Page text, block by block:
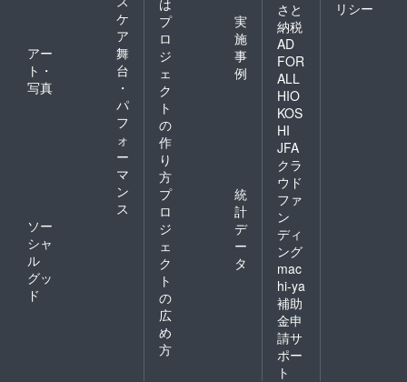
ケ
ア
アー
ト・
写真
舞
台
・
パ
フ
ォ
ー
マ
ン
ス
ソー
シャ
ル
グッ
ド
プ
ロ
ジ
ェ
ク
ト
の
作
り
方
実
施
事
例
プ
ロ
ジ
ェ
ク
ト
の
広
め
方
統
計
デ
ー
タ
さと
納税
AD
FOR
ALL
HIO
KOS
HI
JFA
クラ
ウド
ファ
ン
ディ
ング
mac
hi-ya
補助
金申
請サ
ポー
ト
リシー